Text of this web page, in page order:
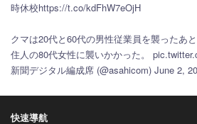
時休校https://t.co/kdFhW7eOjH
クマは20代と60代の男性従業員を襲ったあ
住人の80代女性に襲いかかった。
新聞デジタル編成席 (@asahicom) June 2,
快速導航